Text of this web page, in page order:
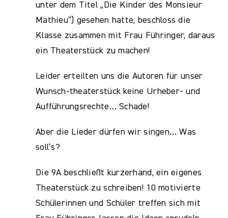
unter dem Titel „Die Kinder des Monsieur
Mathieu“) gesehen hatte, beschloss die
Klasse zusammen mit Frau Führinger, daraus
ein Theaterstück zu machen!
Leider erteilten uns die Autoren für unser
Wunsch-theaterstück keine Urheber- und
Aufführungsrechte… Schade!
Aber die Lieder dürfen wir singen… Was
soll’s?
Die 9A beschließt kurzerhand, ein eigenes
Theaterstück zu schreiben! 10 motivierte
Schülerinnen und Schüler treffen sich mit